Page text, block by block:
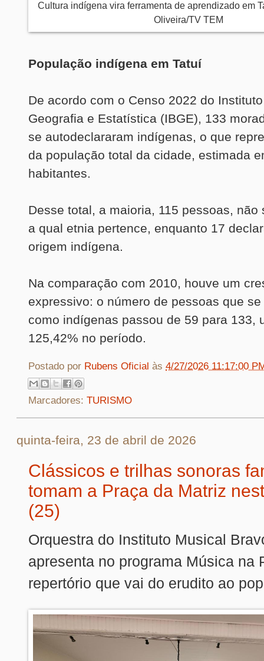
Cultura indígena vira ferramenta de aprendizado em
Oliveira/TV TEM
População indígena em Tatuí
De acordo com o Censo 2022 do
Geografia e Estatística (IBGE), 133
se autodeclararam indígenas, o que
da população total da cidade, estimada
habitantes.
Desse total, a maioria, 115 pessoas, não
a qual etnia pertence, enquanto 17
origem indígena.
Na comparação com 2010, houve um
expressivo: o número de pessoas que
como indígenas passou de 59 para 133,
125,42% no período.
Postado por Rubens Oficial às 4/27/2026 11:17:00
Marcadores: TURISMO
quinta-feira, 23 de abril de 2026
Clássicos e trilhas sonoras
tomam a Praça da Matriz
(25)
Orquestra do Instituto Musical
apresenta no programa Música na
repertório que vai do erudito ao